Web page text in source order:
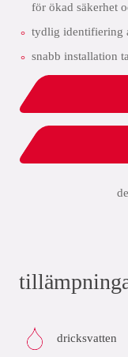
för ökad säkerhet
tydlig identifiering
snabb installation
dricksvatten